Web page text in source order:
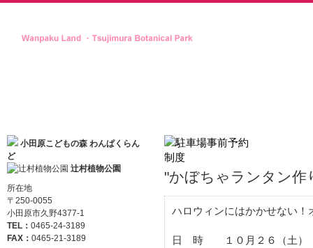
小田原こどもの森 わんぱくらん
ど
辻村植物公園
所在地
〒250-0055
小田原市久野4377-1
TEL： 0465-24-3189
FAX： 0465-21-3189
"かぼちゃランタン
ハロウィンにはかかせない
日 時 １０月２６（土）